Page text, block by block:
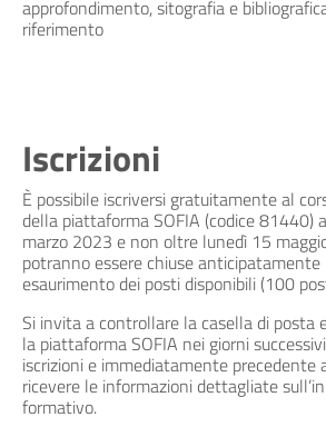
approfondimento, sitografia e
riferimento
Iscrizioni
È possibile iscriversi gratuitamente al
della piattaforma SOFIA (codice 81440)
marzo 2023 e non oltre lunedì 15
potranno essere chiuse anticipatamente
esaurimento dei posti disponibili (100
Si invita a controllare la casella di posta
la piattaforma SOFIA nei giorni
iscrizioni e immediatamente precedente
ricevere le informazioni dettagliate
formativo.